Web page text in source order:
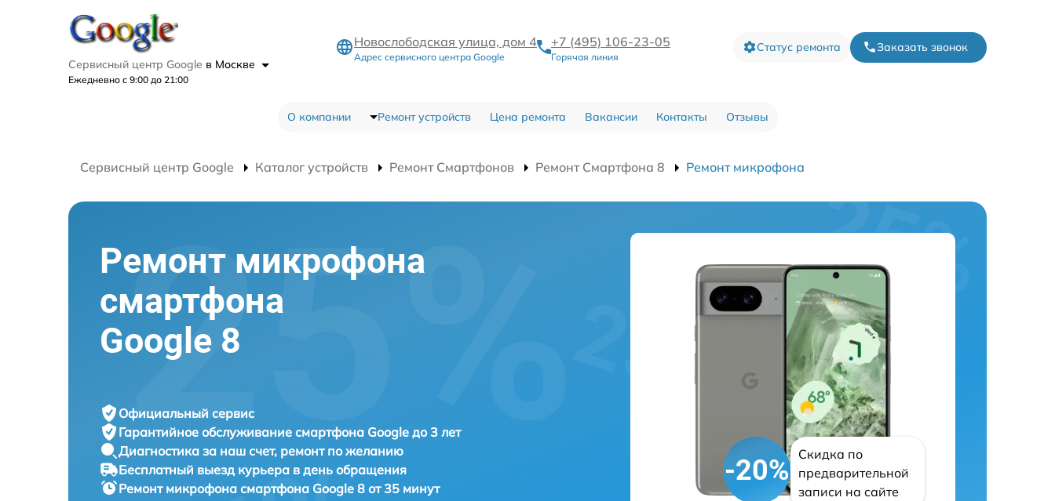
Сервисный центр Google в Москве
Ежедневно с 9:00 до 21:00
Новослободская улица, дом 4
Адрес сервисного центра Google
+7 (495) 106-23-05
Горячая линия
Статус ремонта Заказать звонок
О компании Ремонт устройств Цена ремонта Вакансии Контакты Отзывы
Сервисный центр Google Каталог устройств Ремонт Смартфонов Ремонт Смартфона 8 Ремонт микрофона
Ремонт микрофона
смартфона
Google 8
Официальный сервис
Гарантийное обслуживание смартфона Google до 3 лет
Диагностика за наш счет, ремонт по желанию
Бесплатный выезд курьера в день обращения
Ремонт микрофона смартфона Google 8 от 35 минут
-20%
Скидка по
предварительной
записи на сайте